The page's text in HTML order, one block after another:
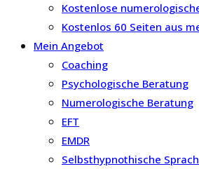
Kostenlose
Kostenlos 60 Seiten aus
Mein Angebot
Coaching
Psychologische Beratung
Numerologische Beratung
EFT
EMDR
Selbsthypnothische